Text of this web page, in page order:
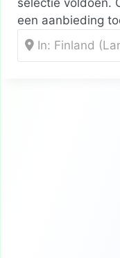
selectie voldoen.
een aanbieding
In: Finland